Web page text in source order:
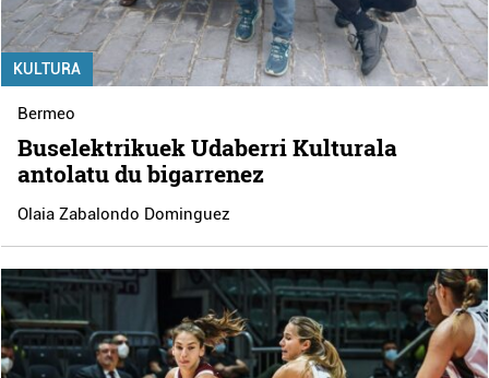
KULTURA
Bermeo
Buselektrikuek Udaberri Kulturala
antolatu du bigarrenez
Olaia Zabalondo Dominguez